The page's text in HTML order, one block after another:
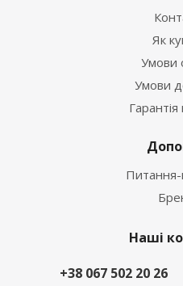
Як
Умови
Умови
Питання-
Наші
+38 067 502 20 26